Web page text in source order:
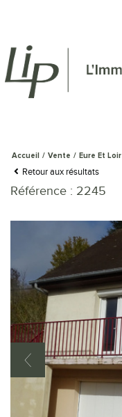
Accueil Vente Eure Et Loir
Retour aux résultats
Référence : 2245